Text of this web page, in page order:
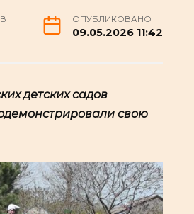
ОПУБЛИКОВАНО
09.05.2026 11:42
детских садов
свою